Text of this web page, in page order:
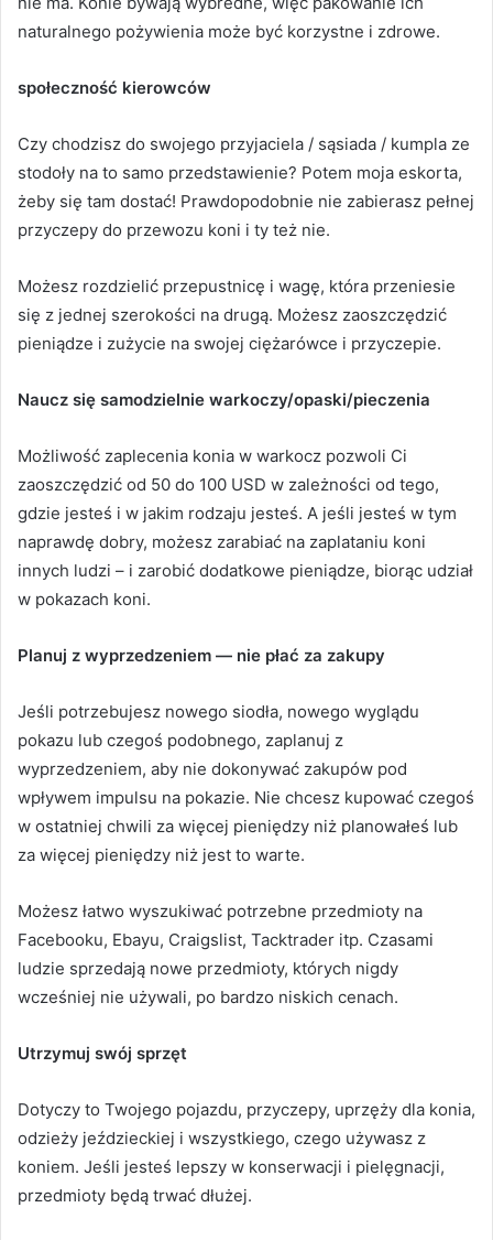
naturalnego pożywienia może być korzystne i zdrowe.
społeczność kierowców
Czy chodzisz do swojego przyjaciela / sąsiada / kumpla ze
stodoły na to samo przedstawienie? Potem moja eskorta,
żeby się tam dostać! Prawdopodobnie nie zabierasz pełnej
przyczepy do przewozu koni i ty też nie.
Możesz rozdzielić przepustnicę i wagę, która przeniesie
się z jednej szerokości na drugą. Możesz zaoszczędzić
pieniądze i zużycie na swojej ciężarówce i przyczepie.
Naucz się samodzielnie warkoczy/opaski/pieczenia
Możliwość zaplecenia konia w warkocz pozwoli Ci
zaoszczędzić od 50 do 100 USD w zależności od tego,
gdzie jesteś i w jakim rodzaju jesteś. A jeśli jesteś w tym
naprawdę dobry, możesz zarabiać na zaplataniu koni
innych ludzi – i zarobić dodatkowe pieniądze, biorąc udział
w pokazach koni.
Planuj z wyprzedzeniem — nie płać za zakupy
Jeśli potrzebujesz nowego siodła, nowego wyglądu
pokazu lub czegoś podobnego, zaplanuj z
wyprzedzeniem, aby nie dokonywać zakupów pod
wpływem impulsu na pokazie. Nie chcesz kupować czegoś
w ostatniej chwili za więcej pieniędzy niż planowałeś lub
za więcej pieniędzy niż jest to warte.
Możesz łatwo wyszukiwać potrzebne przedmioty na
Facebooku, Ebayu, Craigslist, Tacktrader itp. Czasami
ludzie sprzedają nowe przedmioty, których nigdy
wcześniej nie używali, po bardzo niskich cenach.
Utrzymuj swój sprzęt
Dotyczy to Twojego pojazdu, przyczepy, uprzęży dla konia,
odzieży jeździeckiej i wszystkiego, czego używasz z
koniem. Jeśli jesteś lepszy w konserwacji i pielęgnacji,
przedmioty będą trwać dłużej.